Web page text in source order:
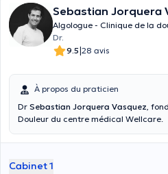
Sebastian Jorquera
Algologue - Clinique de la
Dr.
9.5|28 avis
À propos du praticien
Dr Sebastian Jorquera Vasquez,
Douleur du centre médical Wellcare.
Cabinet 1